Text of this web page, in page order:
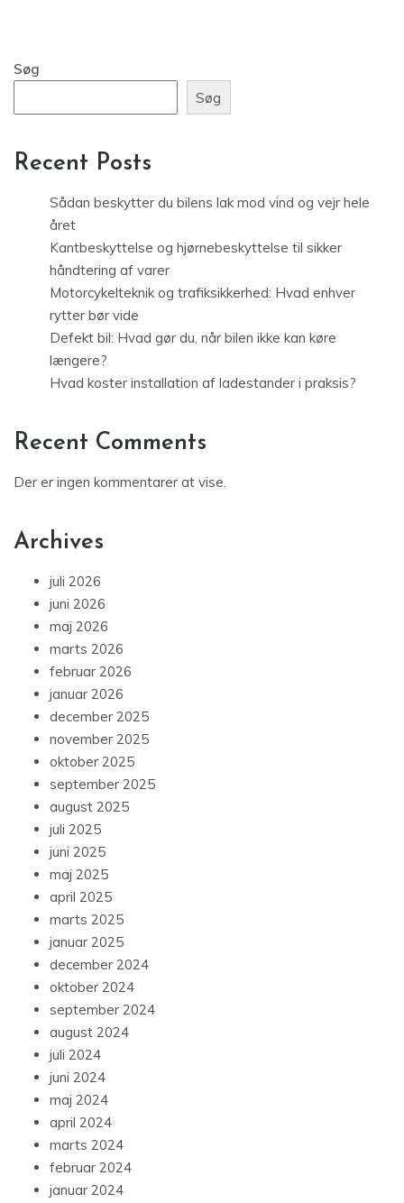
Søg
Søg
Recent Posts
Sådan beskytter du bilens lak mod vind og vejr hele
året
Kantbeskyttelse og hjørnebeskyttelse til sikker
håndtering af varer
Motorcykelteknik og trafiksikkerhed: Hvad enhver
rytter bør vide
Defekt bil: Hvad gør du, når bilen ikke kan køre
længere?
Hvad koster installation af ladestander i praksis?
Recent Comments
Der er ingen kommentarer at vise.
Archives
juli 2026
juni 2026
maj 2026
marts 2026
februar 2026
januar 2026
december 2025
november 2025
oktober 2025
september 2025
august 2025
juli 2025
juni 2025
maj 2025
april 2025
marts 2025
januar 2025
december 2024
oktober 2024
september 2024
august 2024
juli 2024
juni 2024
maj 2024
april 2024
marts 2024
februar 2024
januar 2024